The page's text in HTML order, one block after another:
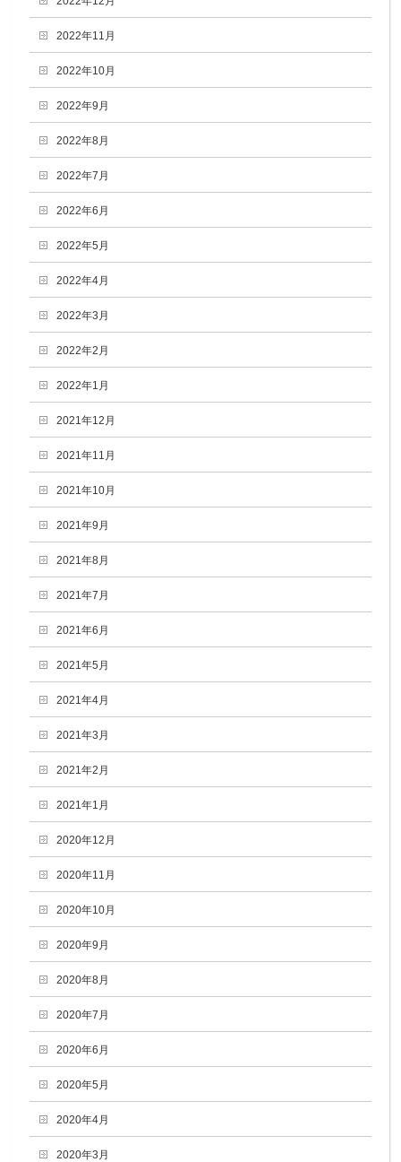
2022年11月
2022年10月
2022年9月
2022年8月
2022年7月
2022年6月
2022年5月
2022年4月
2022年3月
2022年2月
2022年1月
2021年12月
2021年11月
2021年10月
2021年9月
2021年8月
2021年7月
2021年6月
2021年5月
2021年4月
2021年3月
2021年2月
2021年1月
2020年12月
2020年11月
2020年10月
2020年9月
2020年8月
2020年7月
2020年6月
2020年5月
2020年4月
2020年3月